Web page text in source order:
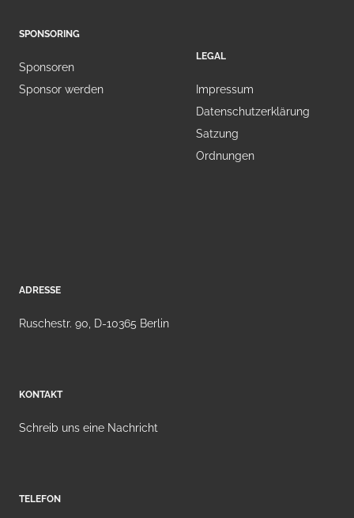
SPONSORING
Sponsoren
Sponsor werden
LEGAL
Impressum
Datenschutzerklärung
Satzung
Ordnungen
ADRESSE
Ruschestr. 90, D-10365 Berlin
KONTAKT
Schreib uns eine Nachricht
TELEFON